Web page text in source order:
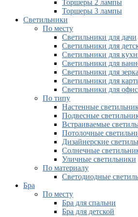
Торшеры 2 лампы
Торшеры 3 лампы
Светильники
По месту
Светильники для дачи
Светильники для
Светильники для
Светильники для
Светильники для
Светильники для
Светильники для
По типу
Настенные
Подвесные
Встраиваемые
Потолочные
Дизайнерские
Солнечные
Уличные светильники
По материалу
Светодиодные
Бра
По месту
Бра для спальни
Бра для детской